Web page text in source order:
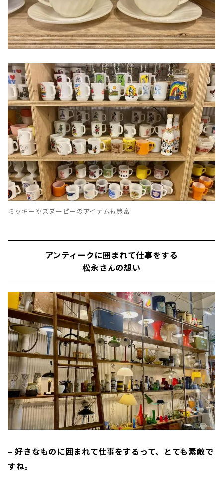
ミッキーやスヌーピーのアイテムも豊富
アンティークに囲まれて仕事をする
松永さんの想い
– 好きなものに囲まれて仕事をするって、とても素敵で
すね。